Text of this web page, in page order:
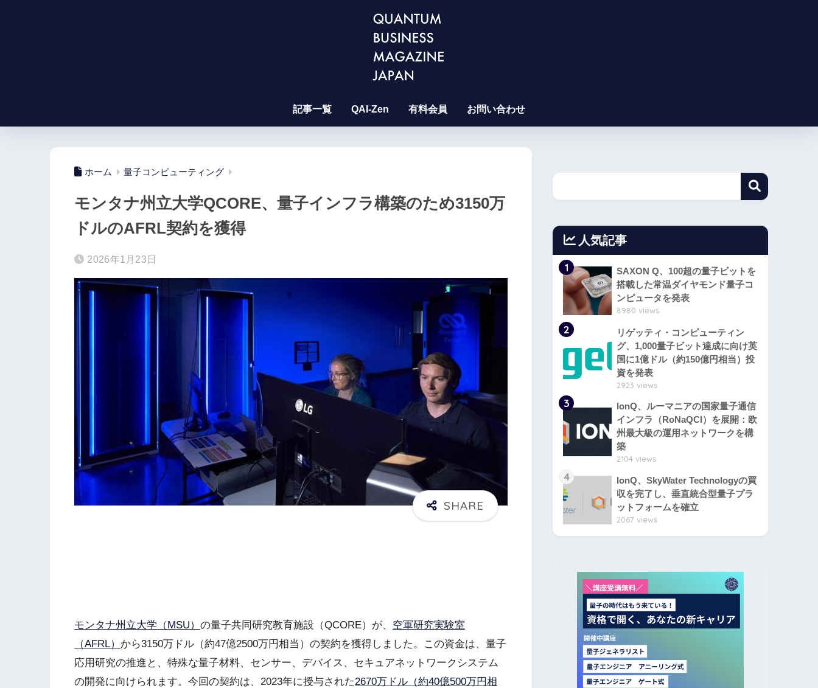
記事一覧 QAI-Zen 有料会員 お問い合わせ
ホーム 量子コンピューティング
モンタナ州立大学QCORE、量子インフラ構築のため3150万
ドルのAFRL契約を獲得
2026年1月23日
モンタナ州立大学（MSU） の量子共同研究教育施設（QCORE）が、 空軍研究実験室
（AFRL） から3150万ドル（約47億2500万円相当）の契約を獲得しました。この資金は、量子
応用研究の推進と、特殊な量子材料、センサー、デバイス、セキュアネットワークシステム
の開発に向けられます。今回の契約は、2023年に授与された2670万ドル（約40億500万円相
人気記事
1
SAXON Q、100超の量子ビットを
搭載した常温ダイヤモンド量子コ
ンピュータを発表
8980 views
2
リゲッティ・コンピューティン
グ、1,000量子ビット達成に向け英
国に1億ドル（約150億円相当）投
資を発表
2923 views
3
IonQ、ルーマニアの国家量子通信
インフラ（RoNaQCI）を展開：欧
州最大級の運用ネットワークを構
築
2104 views
4
IonQ、SkyWater Technologyの買
収を完了し、垂直統合型量子プラ
ットフォームを確立
2067 views